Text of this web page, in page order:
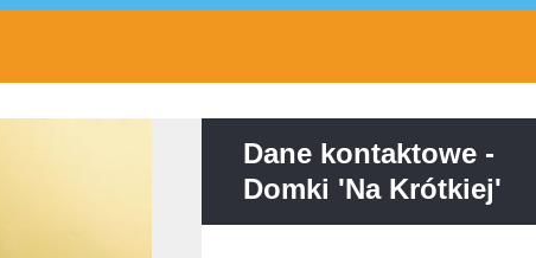
Dane kontaktowe -
Domki 'Na Krótkiej'